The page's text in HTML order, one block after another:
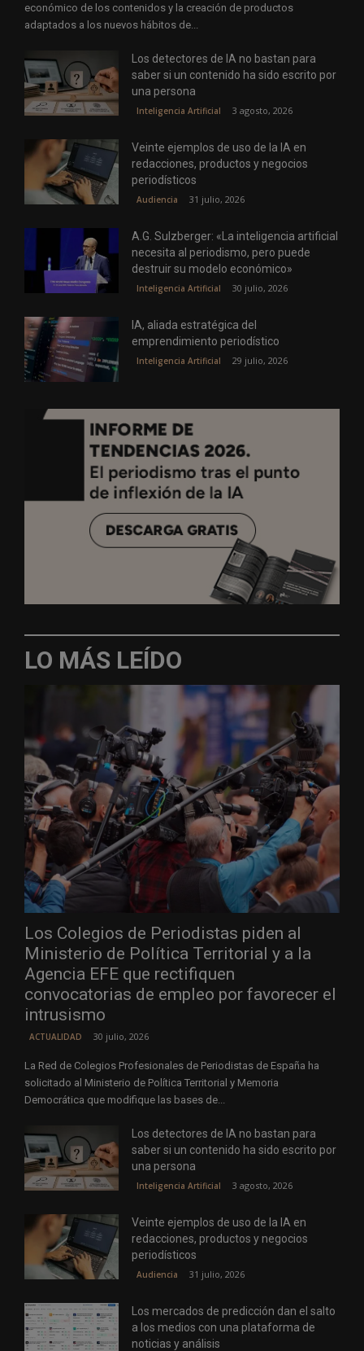
económico de los contenidos y la creación de productos
adaptados a los nuevos hábitos de...
Los detectores de IA no bastan para
saber si un contenido ha sido escrito por
una persona
Inteligencia Artificial 3 agosto, 2026
Veinte ejemplos de uso de la IA en
redacciones, productos y negocios
periodísticos
Audiencia 31 julio, 2026
A.G. Sulzberger: «La inteligencia artificial
necesita al periodismo, pero puede
destruir su modelo económico»
Inteligencia Artificial 30 julio, 2026
IA, aliada estratégica del
emprendimiento periodístico
Inteligencia Artificial 29 julio, 2026
LO MÁS LEÍDO
Los Colegios de Periodistas piden al
Ministerio de Política Territorial y a la
Agencia EFE que rectifiquen
convocatorias de empleo por favorecer el
intrusismo
ACTUALIDAD 30 julio, 2026
La Red de Colegios Profesionales de Periodistas de España ha
solicitado al Ministerio de Política Territorial y Memoria
Democrática que modifique las bases de...
Los detectores de IA no bastan para
saber si un contenido ha sido escrito por
una persona
Inteligencia Artificial 3 agosto, 2026
Veinte ejemplos de uso de la IA en
redacciones, productos y negocios
periodísticos
Audiencia 31 julio, 2026
Los mercados de predicción dan el salto
a los medios con una plataforma de
noticias y análisis